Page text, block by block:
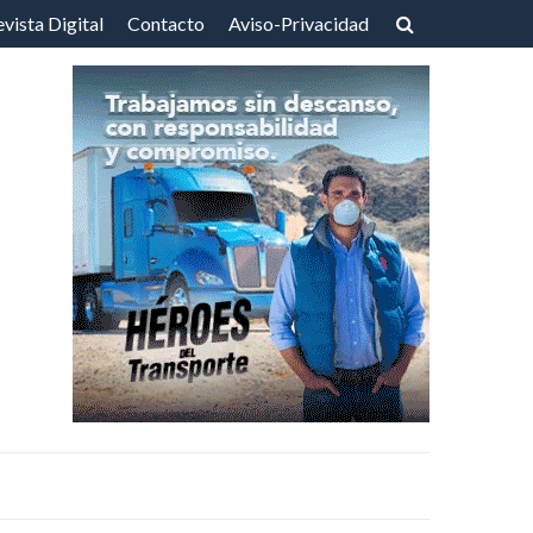
Digital Contacto Aviso-Privacidad